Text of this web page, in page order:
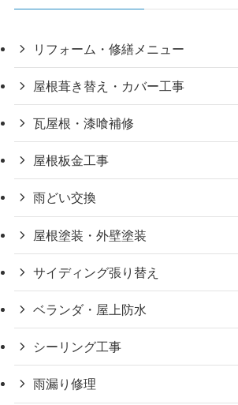
リフォーム・修繕メニュー
屋根葺き替え・カバー工事
瓦屋根・漆喰補修
屋根板金工事
雨どい交換
屋根塗装・外壁塗装
サイディング張り替え
ベランダ・屋上防水
シーリング工事
雨漏り修理